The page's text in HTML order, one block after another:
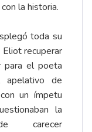
la historia.
toda su
recuperar
para el poeta
apelativo de
un ímpetu
la
carecer